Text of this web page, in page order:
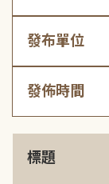
發布單位
發佈時間
標題